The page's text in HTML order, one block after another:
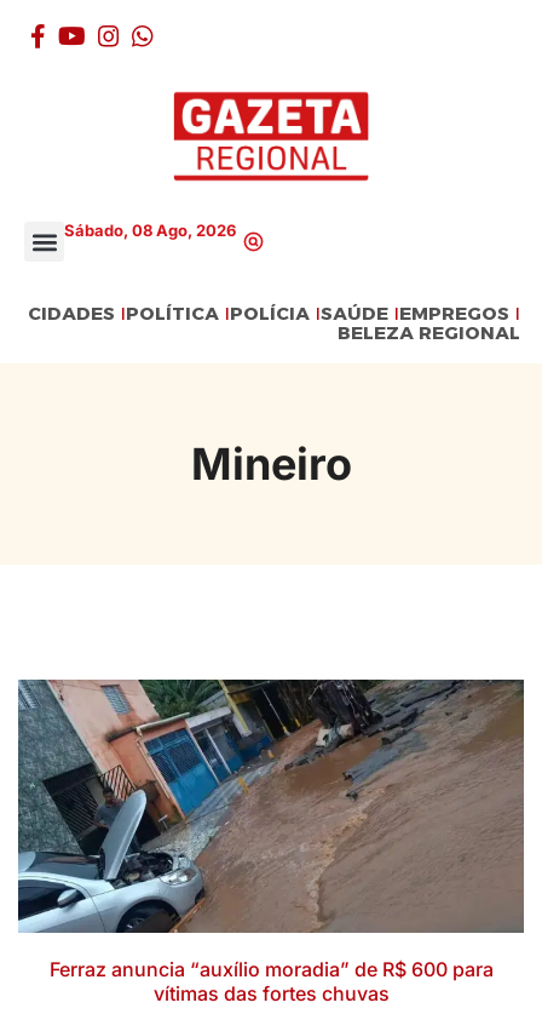
Sábado, 08 Ago, 2026
CIDADES POLÍTICA POLÍCIA SAÚDE EMPREGOS
BELEZA REGIONAL
Mineiro
Ferraz anuncia “auxílio moradia” de R$ 600 para
vítimas das fortes chuvas